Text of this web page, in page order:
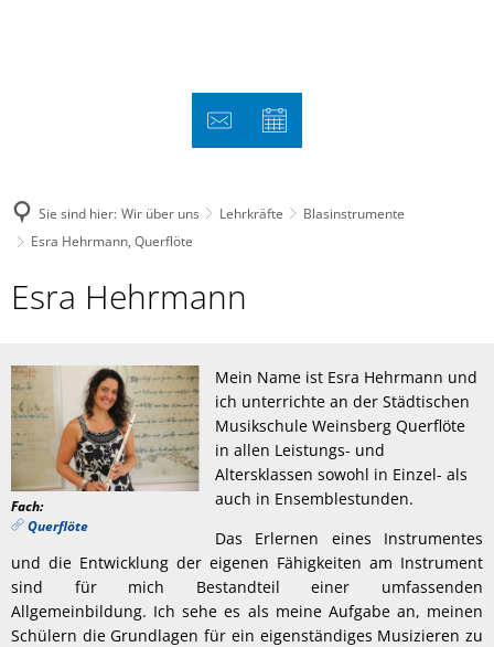
Sie sind hier: Wir über uns Lehrkräfte
Blasinstrumente
Esra Hehrmann, Querflöte
Esra
Querflöte
Esra Hehrmann
Fach:
Querflöte
Mein Name ist Esra Hehrmann und
ich unterrichte an der Städtischen
Musikschule Weinsberg Querflöte
in allen Leistungs- und
Altersklassen sowohl in Einzel- als
auch in Ensemblestunden.
Das Erlernen eines Instrumentes
und die Entwicklung der eigenen Fähigkeiten am Instrument
sind für mich Bestandteil einer umfassenden
Allgemeinbildung. Ich sehe es als meine Aufgabe an, meinen
Schülern die Grundlagen für ein eigenständiges Musizieren zu